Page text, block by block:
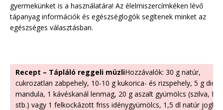
gyermekünket is a használatára! Az élelmiszercímkéken lévő
tápanyag információk és egészséglogók segítenek minket az
egészséges választásban.
Recept – Tápláló reggeli müzliHozzávalók: 30 g natúr,
cukrozatlan zabpehely, 10-10 g kukorica- és rizspehely, 5 g dió
mandula, 1 kávéskanál lenmag, 20 g aszalt gyümölcs (szilva,
stb.) vagy 1 felkockázott friss idénygyümölcs, 1,5 dl natúr